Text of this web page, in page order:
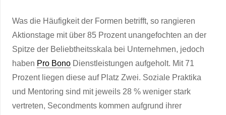
Was die Häufigkeit der Formen betrifft, so rangieren
Aktionstage mit über 85 Prozent unangefochten an der
Spitze der Beliebtheitsskala bei Unternehmen, jedoch
haben Pro Bono Dienstleistungen aufgeholt. Mit 71
Prozent liegen diese auf Platz Zwei. Soziale Praktika
und Mentoring sind mit jeweils 28 % weniger stark
vertreten, Secondments kommen aufgrund ihrer